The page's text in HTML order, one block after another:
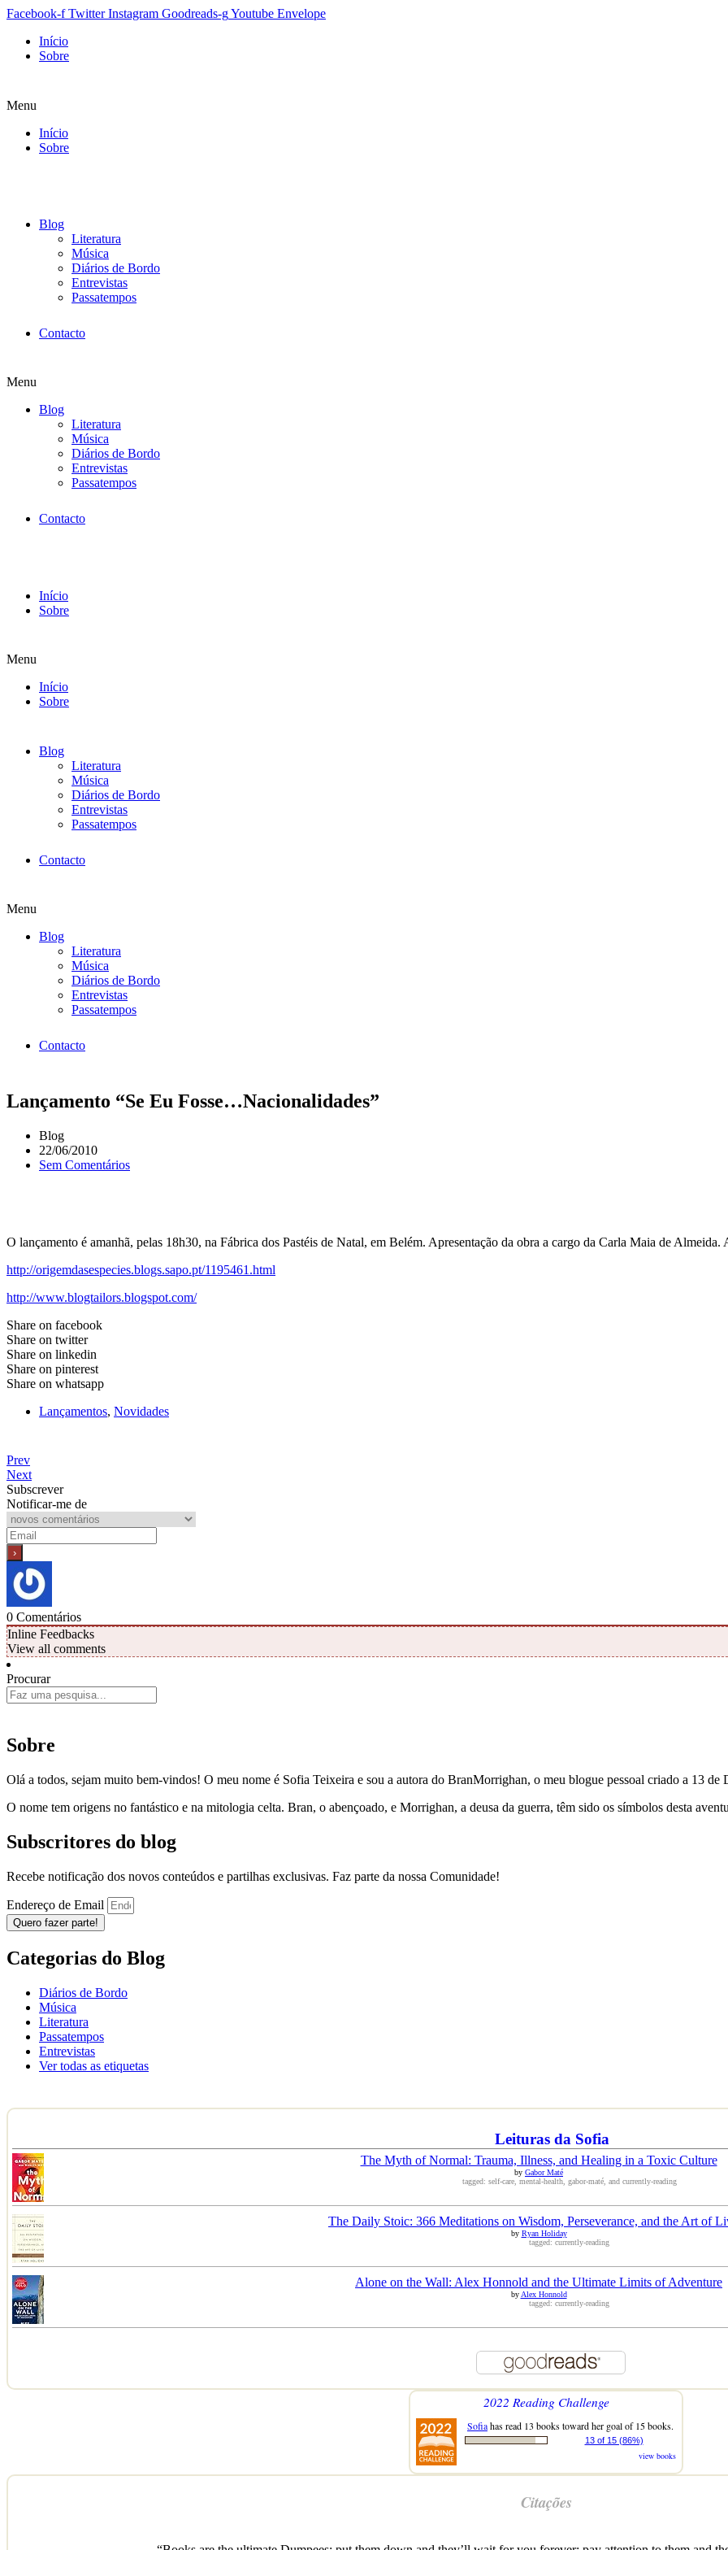
Facebook-f Twitter Instagram Goodreads-gYoutube Envelope
Início
Sobre
Menu
Início
Sobre
Blog
Literatura
Música
Diários de Bordo
Entrevistas
Passatempos
Contacto
Menu
Blog
Literatura
Música
Diários de Bordo
Entrevistas
Passatempos
Contacto
Início
Sobre
Menu
Início
Sobre
Blog
Literatura
Música
Diários de Bordo
Entrevistas
Passatempos
Contacto
Menu
Blog
Literatura
Música
Diários de Bordo
Entrevistas
Passatempos
Contacto
Lançamento “Se Eu Fosse…Nacionalidades”
Blog
22/06/2010
Sem Comentários
O lançamento é amanhã, pelas 18h30, na Fábrica dos Pastéis de Natal, em Belém. Apresentação da obra a cargo da Carla Maia de Almeida.
http://origemdasespecies.blogs.sapo.pt/1195461.html
http://www.blogtailors.blogspot.com/
Share on facebook
Share on twitter
Share on linkedin
Share on pinterest
Share on whatsapp
Lançamentos, Novidades
Prev
Next
Subscrever
Notificar-me de
0 Comentários
Inline Feedbacks
View all comments
Procurar
Sobre
Olá a todos, sejam muito bem-vindos! O meu nome é Sofia Teixeira e sou a autora do BranMorrighan, o meu blogue pessoal criado a 13 de
O nome tem origens no fantástico e na mitologia celta. Bran, o abençoado, e Morrighan, a deusa da guerra, têm sido os símbolos desta
Subscritores do blog
Recebe notificação dos novos conteúdos e partilhas exclusivas. Faz parte da nossa Comunidade!
Endereço de Email
Quero fazer parte!
Categorias do Blog
Diários de Bordo
Música
Literatura
Passatempos
Entrevistas
Ver todas as etiquetas
Leituras da Sofia
The Myth of Normal: Trauma, Illness, and Healing in a Toxic Culture
by Gabor Maté
tagged: self-care, mental-health, gabor-maté, and currently-reading
The Daily Stoic: 366 Meditations on Wisdom, Perseverance, and the Art of
by Ryan Holiday
tagged: currently-reading
Alone on the Wall: Alex Honnold and the Ultimate Limits of Adventure
by Alex Honnold
tagged: currently-reading
2022 Reading Challenge
Sofiahas read 13 books toward her goal of 15 books.
13 of 15 (86%)
view books
Citações